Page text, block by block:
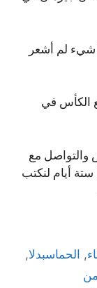
شيء لم أشعر
الكأس في
والتواصل مع
ستة أيام لنكتب
, الحماسبدلا,
من